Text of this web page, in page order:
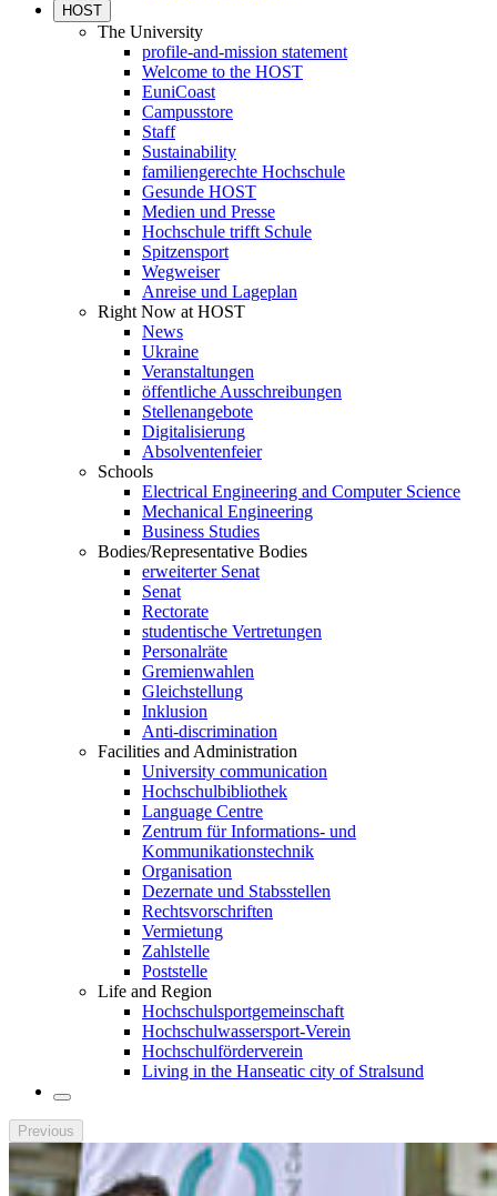
HOST
The University
profile-and-mission statement
Welcome to the HOST
EuniCoast
Campusstore
Staff
Sustainability
familiengerechte Hochschule
Gesunde HOST
Medien und Presse
Hochschule trifft Schule
Spitzensport
Wegweiser
Anreise und Lageplan
Right Now at HOST
News
Ukraine
Veranstaltungen
öffentliche Ausschreibungen
Stellenangebote
Digitalisierung
Absolventenfeier
Schools
Electrical Engineering and Computer Science
Mechanical Engineering
Business Studies
Bodies/Representative Bodies
erweiterter Senat
Senat
Rectorate
studentische Vertretungen
Personalräte
Gremienwahlen
Gleichstellung
Inklusion
Anti-discrimination
Facilities and Administration
University communication
Hochschulbibliothek
Language Centre
Zentrum für Informations- und
Kommunikationstechnik
Organisation
Dezernate und Stabsstellen
Rechtsvorschriften
Vermietung
Zahlstelle
Poststelle
Life and Region
Hochschulsportgemeinschaft
Hochschulwassersport-Verein
Hochschulförderverein
Living in the Hanseatic city of Stralsund
Previous